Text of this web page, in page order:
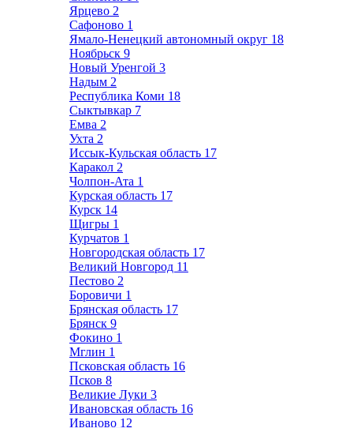
Ярцево 2
Сафоново 1
Ямало-Ненецкий автономный округ 18
Ноябрьск 9
Новый Уренгой 3
Надым 2
Республика Коми 18
Сыктывкар 7
Емва 2
Ухта 2
Иссык-Кульская область 17
Каракол 2
Чолпон-Ата 1
Курская область 17
Курск 14
Щигры 1
Курчатов 1
Новгородская область 17
Великий Новгород 11
Пестово 2
Боровичи 1
Брянская область 17
Брянск 9
Фокино 1
Мглин 1
Псковская область 16
Псков 8
Великие Луки 3
Ивановская область 16
Иваново 12